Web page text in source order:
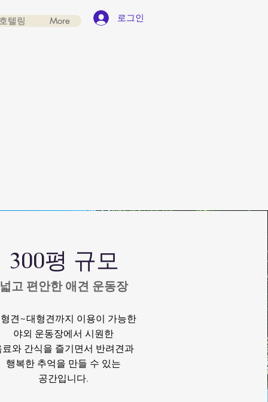
텔링 More 로그인
300평 규모​
​넓고 편안한 애견 운동장
견~대형견까지 이용이 가능한
야외 운동장에서시원한
료와 간식을 즐기면서 반려견과
행복한 추억을 만들 수 있는
공간입니다.